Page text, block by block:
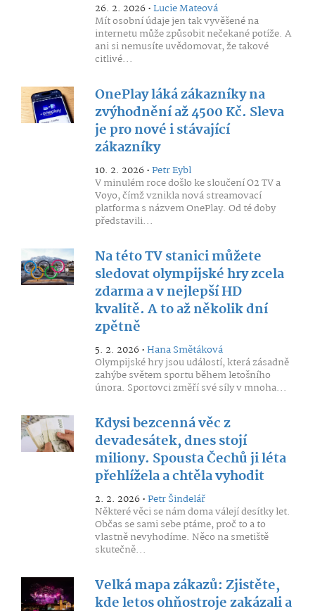
26. 2. 2026 •Lucie Mateová
Mít osobní údaje jen tak vyvěšené na
internetu může způsobit nečekané potíže. A
ani si nemusíte uvědomovat, že takové
citlivé...
OnePlay láká zákazníky na
zvýhodnění až 4500 Kč. Sleva
je pro nové i stávající
zákazníky
10. 2. 2026 •Petr Eybl
V minulém roce došlo ke sloučení O2 TV a
Voyo, čímž vznikla nová streamovací
platforma s názvem OnePlay. Od té doby
představili...
Na této TV stanici můžete
sledovat olympijské hry zcela
zdarma a v nejlepší HD
kvalitě. A to až několik dní
zpětně
5. 2. 2026 •Hana Smětáková
Olympijské hry jsou událostí, která zásadně
zahýbe světem sportu během letošního
února. Sportovci změří své síly v mnoha...
Kdysi bezcenná věc z
devadesátek, dnes stojí
miliony. Spousta Čechů ji léta
přehlížela a chtěla vyhodit
2. 2. 2026 •Petr Šindelář
Některé věci se nám doma válejí desítky let.
Občas se sami sebe ptáme, proč to a to
vlastně nevyhodíme. Něco na smetiště
skutečně...
Velká mapa zákazů: Zjistěte,
kde letos ohňostroje zakázali a